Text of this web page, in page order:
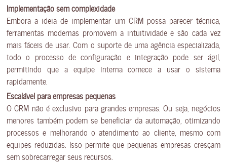
Implementação sem complexidade
Embora a ideia de implementar um CRM possa parecer técnica,
ferramentas modernas promovem a intuitividade e são cada vez
mais fáceis de usar. Com o suporte de uma agência especializada,
todo o processo de configuração e integração pode ser ágil,
permitindo que a equipe interna comece a usar o sistema
rapidamente.
Escalável para empresas pequenas
O CRM não é exclusivo para grandes empresas. Ou seja, negócios
menores também podem se beneficiar da automação, otimizando
processos e melhorando o atendimento ao cliente, mesmo com
equipes reduzidas. Isso permite que pequenas empresas cresçam
sem sobrecarregar seus recursos.